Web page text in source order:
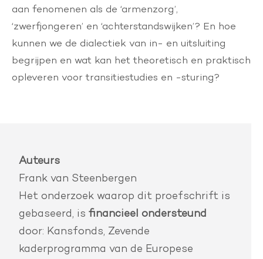
aan fenomenen als de ‘armenzorg’,
‘zwerfjongeren’ en ‘achterstandswijken’? En hoe
kunnen we de dialectiek van in- en uitsluiting
begrijpen en wat kan het theoretisch en praktisch
opleveren voor transitiestudies en -sturing?
Auteurs
Frank van Steenbergen
Het onderzoek waarop dit proefschrift is
gebaseerd, is financieel ondersteund
door: Kansfonds, Zevende
kaderprogramma van de Europese